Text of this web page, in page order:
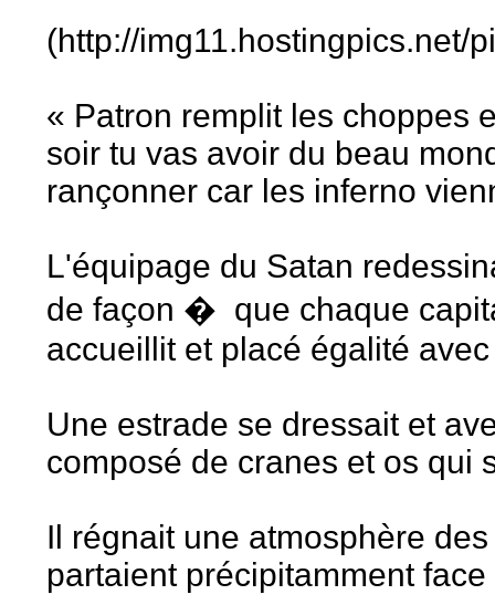
(http://img11.hostingpics.net/
« Patron remplit les choppes
soir tu vas avoir du beau
rançonner car les inferno
L'équipage du Satan
de façon � que chaque
accueillit et placé égalité
Une estrade se dressait et
composé de cranes et os qui
Il régnait une atmosphère
partaient précipitamment